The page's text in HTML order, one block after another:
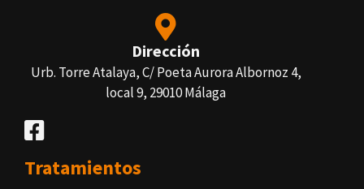
Dirección
Urb. Torre Atalaya, C/ Poeta Aurora Albornoz 4,
local 9, 29010 Málaga
Tratamientos